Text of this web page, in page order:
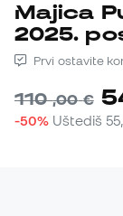
Majica Puma AC Milan 2024. –
2025.
Prvi ostavite
110,00 €
-50% Uštediš